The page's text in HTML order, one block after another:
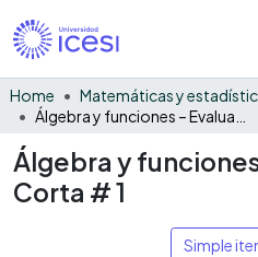
Home
Álgebra y
Corta # 1
Simple